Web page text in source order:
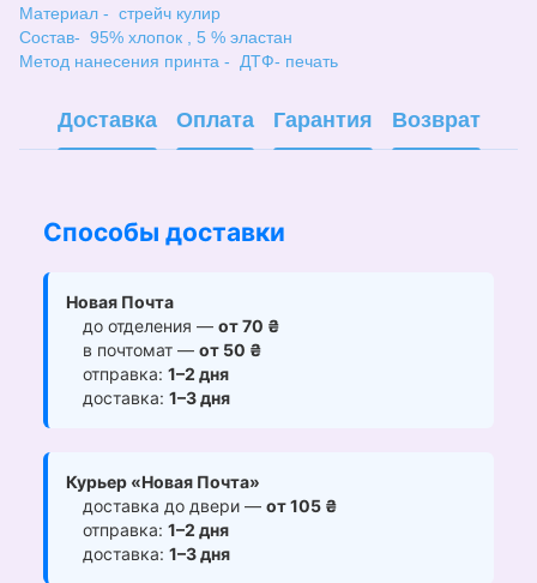
Материал - стрейч кулир
Состав- 95% хлопок , 5 % эластан
Метод нанесения принта - ДТФ- печать
Доставка Оплата Гарантия Возврат
Способы доставки
Новая Почта
до отделения — от 70 ₴
в почтомат — от 50 ₴
отправка: 1–2 дня
доставка: 1–3 дня
Курьер «Новая Почта»
доставка до двери — от 105 ₴
отправка: 1–2 дня
доставка: 1–3 дня